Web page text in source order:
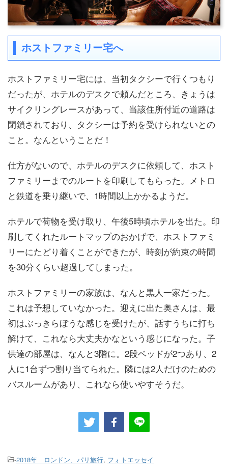
ホストファミリー宅へ
ホストファミリー宅には、当初タクシーで行くつもり
だったが、ホテルのデスクで頼んだところ、きょうは
サイクリングレースがあって、当該住所付近の道路は
閉鎖されており、タクシーは予約を受けられないとの
こと。なんということだ！
仕方がないので、ホテルのデスクに依頼して、ホスト
ファミリーまでのルートを印刷してもらった。メトロ
と鉄道を乗り継いで、1時間以上かかるようだ。
ホテルで荷物を受け取り、午後5時頃ホテルを出た。印
刷してくれたルートマップのおかげで、ホストファミ
リーにたどり着くことができたが、時刻が約束の時間
を30分くらい超過してしまった。
ホストファミリーの家族は、なんと黒人一家だった。
これは予想していなかった。迎えに出た奥さんは、最
初はぶっきらぼうな感じを受けたが、話すうちに打ち
解けて、これなら大丈夫かなという感じになった。子
供達の部屋は、なんと3階に。2段ベッドが2つあり、2
人に1台ずつ割り当てられた。隣には2人だけのための
バスルームがあり、これなら使いやすそうだ。
-2018年 ロンドン、パリ旅行, フォトエッセイ